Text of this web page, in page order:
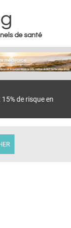
de santé
de risque en